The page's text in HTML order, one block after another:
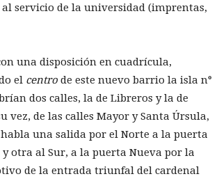
servicio de la universidad (imprentas,
una disposición en cuadrícula,
el centro de este nuevo barrio la isla n°
dos calles, la de Libreros y la de
vez, de las calles Mayor y Santa Úrsula,
una salida por el Norte a la puerta
otra al Sur, a la puerta Nueva por la
de la entrada triunfal del cardenal